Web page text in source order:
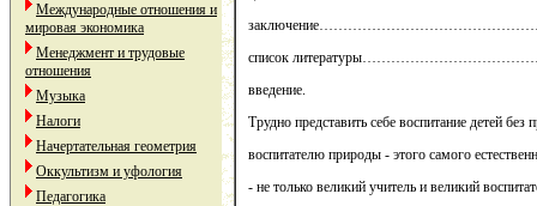
Международные отношения и
мировая экономика
Менеджмент и трудовые
отношения
Музыка
Налоги
Начертательная геометрия
Оккультизм и уфология
Педагогика
список
введение.
Трудно представить себе воспитание детей
воспитателю природы - этого самого
- не только великий учитель и великий